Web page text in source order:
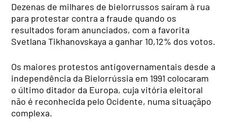
Dezenas de milhares de bielorrussos saíram à rua
para protestar contra a fraude quando os
resultados foram anunciados, com a favorita
Svetlana Tikhanovskaya a ganhar 10,12% dos votos.
Os maiores protestos antigovernamentais desde a
independência da Bielorrússia em 1991 colocaram
o último ditador da Europa, cuja vitória eleitoral
não é reconhecida pelo Ocidente, numa situaçãpo
complexa.